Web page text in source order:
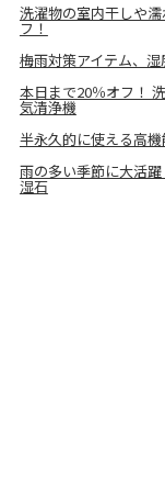
洗濯物の室内干しや
フ！
梅雨対策アイテム、湿
本日まで20％オフ！
気清浄機
半永久的に使える高機
雨の多い季節に大活
湿石